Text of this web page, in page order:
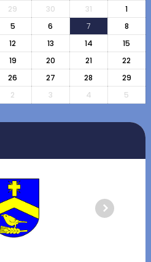
29 30 31
1
5 6 7
8
12 13 14
15
19 20 21
22
26 27 28
29
2 3 4 5